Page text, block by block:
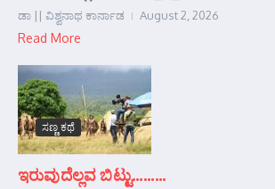
ಡಾ || ವಿಶ್ವನಾಥ ಕಾರ್ನಾಡ August 2, 2026
Read More
ಸಣ್ಣ ಕಥೆ
ಇರುವುದೆಲ್ಲವ ಬಿಟ್ಟು………